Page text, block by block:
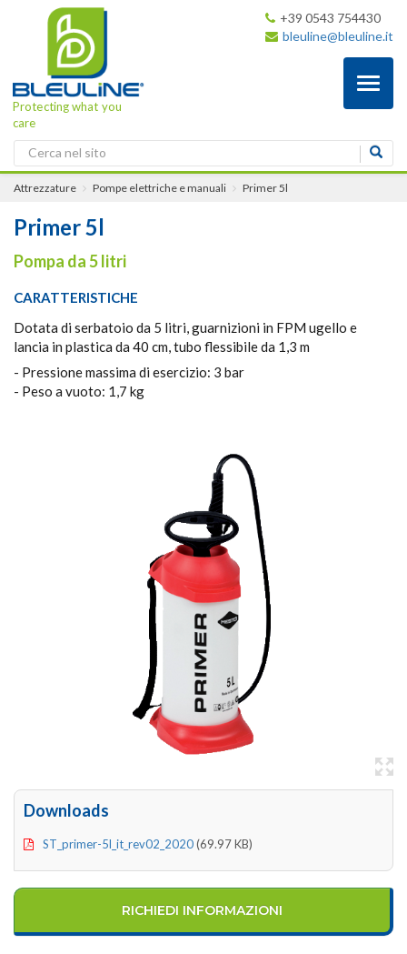
Protecting what you
care
+39 0543 754430
bleuline@bleuline.it
Attrezzature Pompe elettriche e manuali Primer 5l
Primer 5l
Pompa da 5 litri
CARATTERISTICHE
Dotata di serbatoio da 5 litri, guarnizioni in FPM ugello e
lancia in plastica da 40 cm, tubo flessibile da 1,3 m
- Pressione massima di esercizio: 3 bar
- Peso a vuoto: 1,7 kg
Downloads
ST_primer-5l_it_rev02_2020(69.97 KB)
RICHIEDI INFORMAZIONI